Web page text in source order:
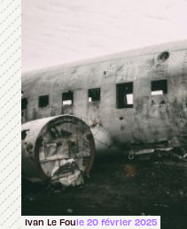
Ivan Le Foule 20 février 2025